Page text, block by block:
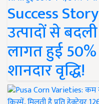
Success
उत्पादों से
लागत हुई
शानदार वृद्धि!